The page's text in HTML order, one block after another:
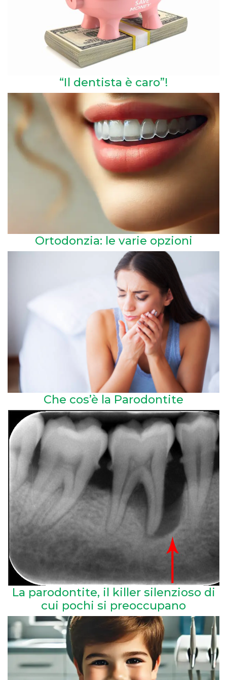
“Il dentista è caro”!
Ortodonzia: le varie opzioni
Che cos’è la Parodontite
La parodontite, il killer silenzioso di
cui pochi si preoccupano